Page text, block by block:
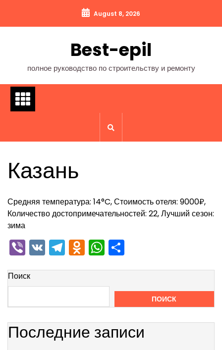
содержимому
August 8, 2026
Best-epil
полное руководство по строительству и ремонту
Казань
Средняя температура: 14°C, Стоимость отеля: 9000₽,
Количество достопримечательностей: 22, Лучший сезон:
зима
Viber
VKTelegram
Odnoklassniki
WhatsApp
Поиск
ПОИСК
Последние записи